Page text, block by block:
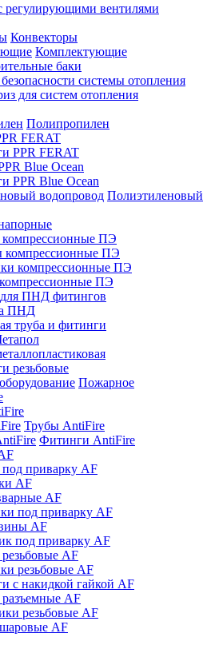
регулирующими вентилями
Конвекторы
Комплектующие
баки
системы отопления
для систем отопления
Полипропилен
FERAT
PPR FERAT
Blue Ocean
PPR Blue Ocean
Полиэтиленовый
ПЭ
компрессионные ПЭ
компрессионные ПЭ
ПЭ
ПНД фитингов
ПНД
труба и фитинги
резьбовые
Пожарное
Трубы AntiFire
Фитинги AntiFire
приварку AF
AF
AF
под приварку AF
AF
под приварку AF
AF
резьбовые AF
с накидкой гайкой AF
AF
резьбовые AF
AF